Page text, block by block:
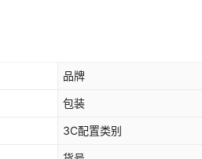
品牌
包装
3C配置类别